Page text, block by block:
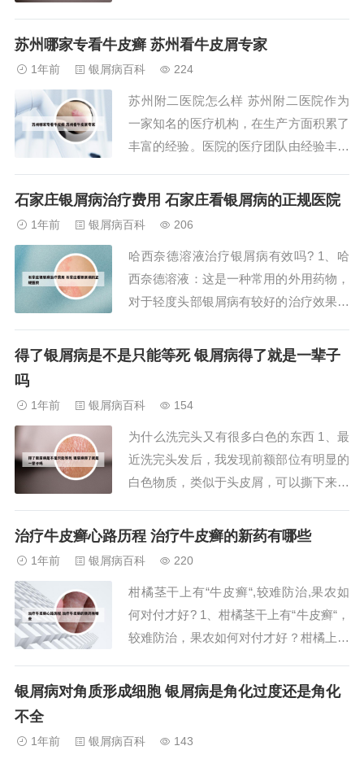
的确实下去了，最后只剩头部反反复复。
部疏通经络治疗，花了好多钱开始治疗，
确实服...
苏州哪家专看牛皮癣 苏州看牛皮屑专家
1年前 银屑病百科 224
苏州附二医院怎么样 苏州附二医院作为
一家知名的医疗机构，在生产方面积累了
丰富的经验。医院的医疗团队由经验丰富
和技能，能够为产妇提供全方位的医疗服
附二医院生小孩不仅花费适中，还能够享
受到优质的服...
石家庄银屑病治疗费用 石家庄看银屑病的正规医院
1年前 银屑病百科 206
哈西奈德溶液治疗银屑病有效吗? 1、哈
西奈德溶液：这是一种常用的外用药物，
对于轻度头部银屑病有较好的治疗效果。
病的治疗，与哈西奈德溶液配合使用效果
2、局部银屑病：哈西奈德溶液也能用于
治疗局部银...
得了银屑病是不是只能等死 银屑病得了就是一辈子
吗
1年前 银屑病百科 154
为什么洗完头又有很多白色的东西 1、最
近洗完头发后，我发现前额部位有明显的
白色物质，类似于头皮屑，可以撕下来。
还是洗发水引起的。我决定尝试更换洗发
多种因素有关，比如头皮干燥、油脂分泌
失衡、不良...
治疗牛皮癣心路历程 治疗牛皮癣的新药有哪些
1年前 银屑病百科 220
柑橘茎干上有“牛皮癣“,较难防治,果农如
何对付才好? 1、柑橘茎干上有“牛皮癣“，
较难防治，果农如何对付才好？柑橘上有
都未将其列为防治对象，因其多发于枝干
不易吸收。葡萄：葡萄这种食物可以降...
银屑病对角质形成细胞 银屑病是角化过度还是角化
不全
1年前 银屑病百科 143